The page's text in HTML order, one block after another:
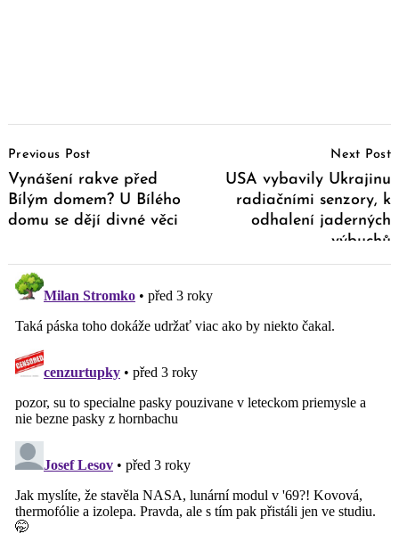
Navigation
Previous Post
Vynášení rakve před
Bílým domem? U Bílého
domu se dějí divné věci
Next Post
USA vybavily Ukrajinu
radiačními senzory, k
odhalení jaderných
výbuchů